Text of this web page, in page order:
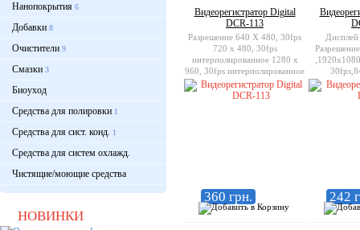
Нанопокрытия 6
Добавки 8
Очистители 9
Смазки 3
Биоуход
Средства для полировки 1
Средства для сист. конд. 1
Средства для систем охлажд.
Чистящие/моющие средства
НОВИНКИ
Видеорегистратор Digital
DCR-113
Разрешение 640 X 480, 30fps
720 х 480, 30fps
интерполированное 1280 х
960, 30fps интерполированное
Дисплей 2.5” TFT LCD
360 грн.
Поддержка
242